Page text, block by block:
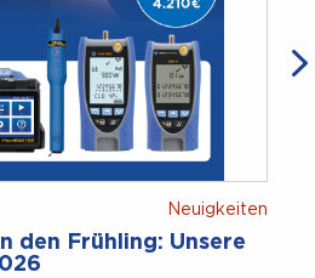
Neuigkeiten
den Frühling: Unsere